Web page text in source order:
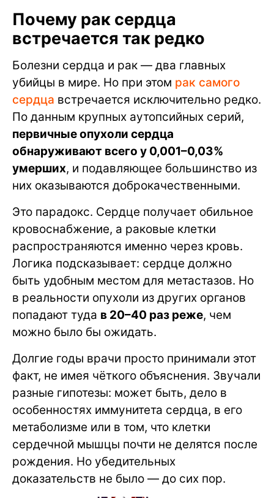
Почему рак сердца
встречается так редко
Болезни сердца и рак — два главных
убийцы в мире. Но при этом рак самого
сердца встречается исключительно редко.
По данным крупных аутопсийных серий,
первичные опухоли сердца
обнаруживают всего у 0,001–0,03%
умерших, и подавляющее большинство из
них оказываются доброкачественными.
Это парадокс. Сердце получает обильное
кровоснабжение, а раковые клетки
распространяются именно через кровь.
Логика подсказывает: сердце должно
быть удобным местом для метастазов. Но
в реальности опухоли из других органов
попадают туда в 20–40 раз реже, чем
можно было бы ожидать.
Долгие годы врачи просто принимали этот
факт, не имея чёткого объяснения. Звучали
разные гипотезы: может быть, дело в
особенностях иммунитета сердца, в его
метаболизме или в том, что клетки
сердечной мышцы почти не делятся после
рождения. Но убедительных
доказательств не было — до сих пор.